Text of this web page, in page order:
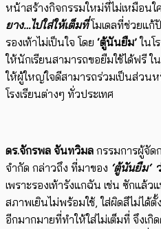
หน้าสร้างกิจกรรมใหม่ที่ไม่เหมือนใ
ยาง…ไปใส่ให้เต็มที่โมเดลที่ช่วยแก้
รองเท้าไม่เป็นใจ โดย ‘ตู้นันยืม’ในโ
ให้นักเรียนสามารถขอยืมใช้ได้ฟรี
ให้ผู้ใหญ่ใจดีสามารถร่วมเป็นส่วน
โรงเรียนต่างๆ ทั่วประเทศ
ดร.จักรพล จันทวิมล กรรมการผู้จัด
จำกัด กล่าวถึง ที่มาของ ‘ตู้นันยืม‘
เพราะรองเท้ารังแกฉัน เช่น ซักแล้
สภาพเยินไม่พร้อมใช้, ใส่ผิดสีไม่ได้
อีกมากมายที่ทำให้ใส่ไม่เต็มที่ จึงเ